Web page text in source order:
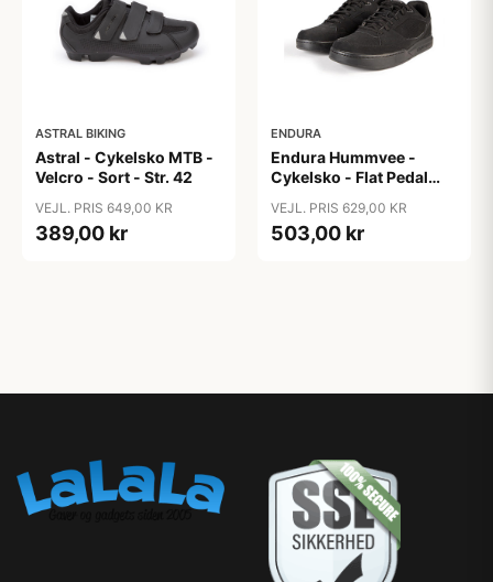
ASTRAL BIKING
Astral - Cykelsko MTB -
Velcro - Sort - Str. 42
VEJL. PRIS 649,00 KR
389,00 kr
ENDURA
Endura Hummvee -
Cykelsko - Flat Pedal
VEJL. PRIS 629,00 KR
503,00 kr